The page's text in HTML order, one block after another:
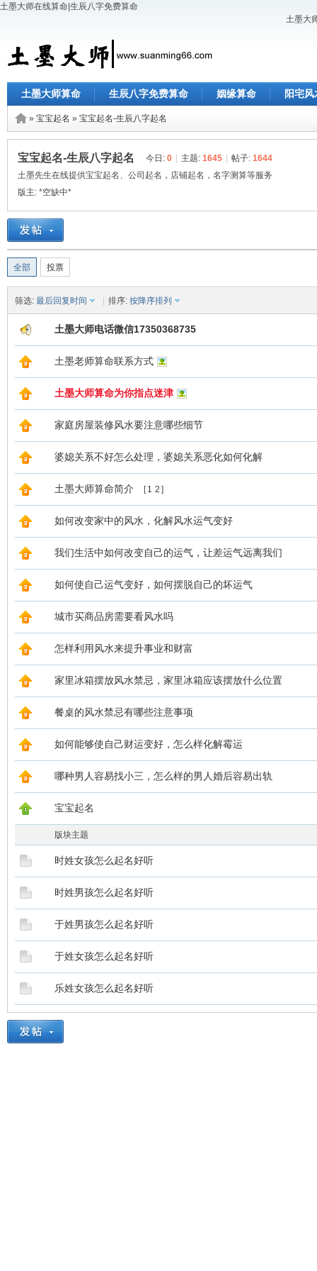
土墨大师在线算命|生辰八字免费算命
土墨大
土墨大师算命 生辰八字免费算命 姻缘算命 阳宅风
» 宝宝起名 » 宝宝起名-生辰八字起名
宝宝起名-生辰八字起名 今日: 0 主题: 1645 帖子: 1644
土墨先生在线提供宝宝起名、公司起名，店铺起名，名字测算等服务
版主: *空缺中*
全部 投票
筛选: 最后回复时间 排序: 按降序排列
土墨大师电话微信17350368735
土墨老师算命联系方式
土墨大师算命为你指点迷津
家庭房屋装修风水要注意哪些细节
婆媳关系不好怎么处理，婆媳关系恶化如何化解
土墨大师算命简介 [ 1 2 ]
如何改变家中的风水，化解风水运气变好
我们生活中如何改变自己的运气，让差运气远离我们
如何使自己运气变好，如何摆脱自己的坏运气
城市买商品房需要看风水吗
怎样利用风水来提升事业和财富
家里冰箱摆放风水禁忌，家里冰箱应该摆放什么位置
餐桌的风水禁忌有哪些注意事项
如何能够使自己财运变好，怎么样化解霉运
哪种男人容易找小三，怎么样的男人婚后容易出轨
宝宝起名
版块主题
时姓女孩怎么起名好听
时姓男孩怎么起名好听
于姓男孩怎么起名好听
于姓女孩怎么起名好听
乐姓女孩怎么起名好听